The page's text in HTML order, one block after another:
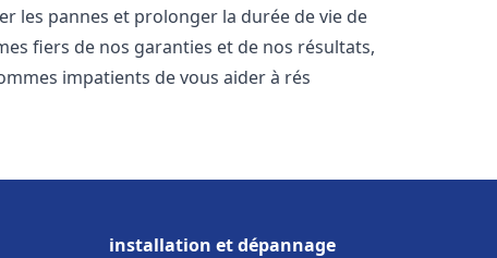
les pannes et prolonger la durée de vie de
fiers de nos garanties et de nos résultats,
impatients de vous aider à rés
installation et dépannage